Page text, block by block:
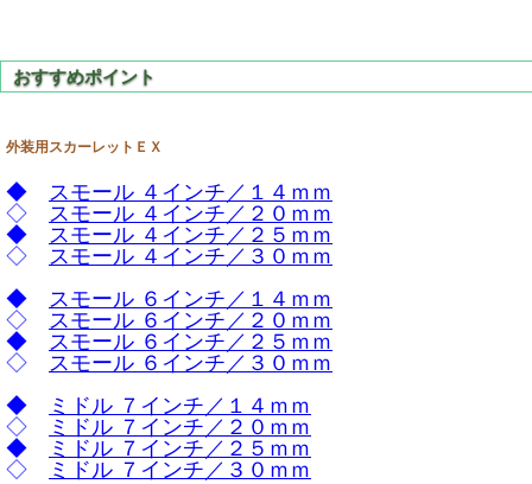
外装用スカーレットＥＸ
◆ スモール ４インチ／１４ｍｍ
◇ スモール ４インチ／２０ｍｍ
◆ スモール ４インチ／２５ｍｍ
◇ スモール ４インチ／３０ｍｍ
◆ スモール ６インチ／１４ｍｍ
◇ スモール ６インチ／２０ｍｍ
◆ スモール ６インチ／２５ｍｍ
◇ スモール ６インチ／３０ｍｍ
◆
ミドル ７インチ／１４ｍｍ
◇
ミドル ７インチ／２０ｍｍ
◆
ミドル ７インチ／２５ｍｍ
◇
ミドル ７インチ／３０ｍｍ